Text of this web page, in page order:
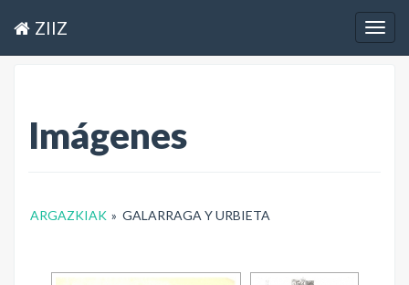
ZIIZ
Imágenes
ARGAZKIAK » GALARRAGA Y URBIETA